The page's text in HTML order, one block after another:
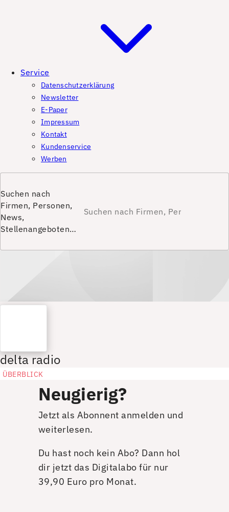
Service
Datenschutzerklärung
Newsletter
E-Paper
Impressum
Kontakt
Kundenservice
Werben
Suchen nach
Firmen, Personen,
News,
Stellenangeboten…
delta radio
ÜBERBLICK
Neugierig?
Jetzt als Abonnent anmelden und
weiterlesen.
Du hast noch kein Abo? Dann hol
dir jetzt das Digitalabo für nur
39,90 Euro pro Monat.